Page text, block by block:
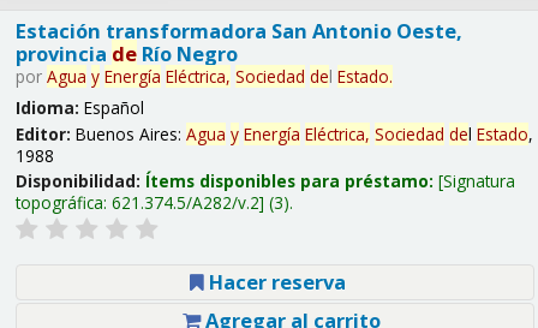
Estación transformadora San Antonio Oeste,
provincia deRío Negro
por Agua y Energía Eléctrica, Sociedad del Estado.
Idioma: Español
Editor: Buenos Aires: Agua y Energía Eléctrica, Sociedad del Estado,
1988
Disponibilidad: Ítems disponibles para préstamo: Signatura
topográfica: 621.374.5/A282/v.2 (3).
Hacer reserva
Agregar al carrito